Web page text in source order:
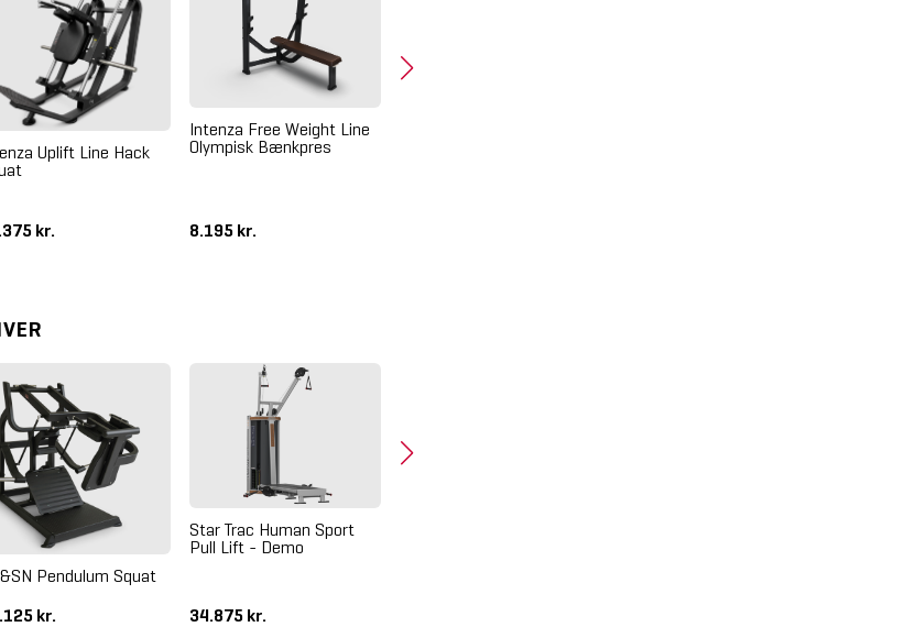
Uplift Line Hack
kr.
Intenza Free Weight Line
Olympisk Bænkpres
8.195 kr.
Pendulum Squat
kr.
Star Trac Human Sport
Pull Lift - Demo
34.875 kr.